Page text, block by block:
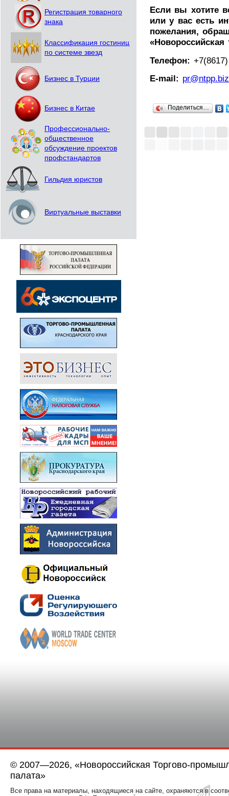
Регистрация товарного
знака
Классификация гостиниц
по системе звезд
Бизнес в Турции
Бизнес в Китае
Профессионально-
общественное
обсуждение проектов
профстандартов
Гильдия юристов
Виртуальные выставки
Если вы хотите
или у вас есть
пожелания,
Телефон:
E-mail: pr@ntpp.biz
Поделиться…
© 2007—2026, «Новороссийская Торгово-
палата»
Все права на материалы, находящиеся на сайте, охраняются в